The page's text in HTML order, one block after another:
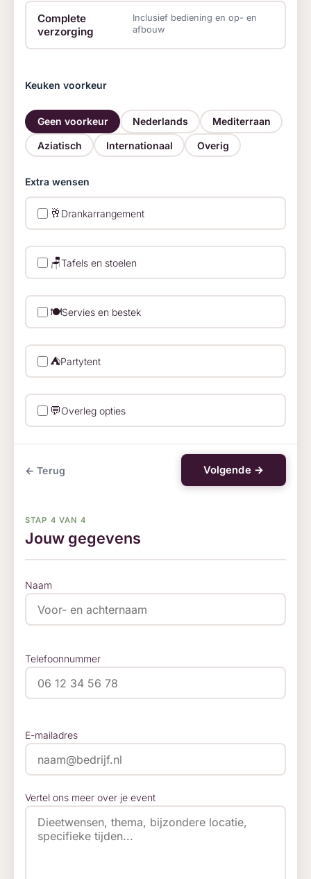
Complete
verzorging
Inclusief bediening en op- en
afbouw
Keuken voorkeur
Geen voorkeur Nederlands Mediterraan
Aziatisch Internationaal Overig
Extra wensen
🥂 Drankarrangement
🪑Tafels en stoelen
🍽️Servies en bestek
⛺Partytent
💬Overleg opties
← Terug Volgende →
STAP 4 VAN 4
Jouw gegevens
Naam
Telefoonnummer
E-mailadres
Vertel ons meer over je event